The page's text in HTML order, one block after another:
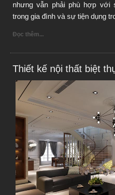
nhưng vẫn phải phù hợp với
trong gia đình và sự tiện dụng
Đọc thêm...
Thiết kế nội thất biệt